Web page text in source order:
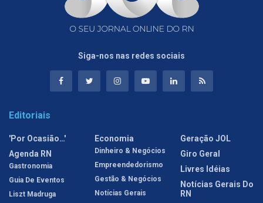
Siga-nos nas redes sociais
Editoriais
'Por Ocasião…'
Agenda RN
Gastronomia
Guia De Eventos
Liszt Madruga
Economia
Dinheiro & Negócios
Empreendedorismo
Gestão & Negócios
Notícias Gerais
Geração JOL
Giro Geral
Livres Idéias
Notícias Gerais Do
RN